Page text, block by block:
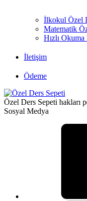
İlkokul Özel
Matematik
Hızlı
İletişim
Ödeme
Özel Ders Sepeti hakları
Sosyal Medya